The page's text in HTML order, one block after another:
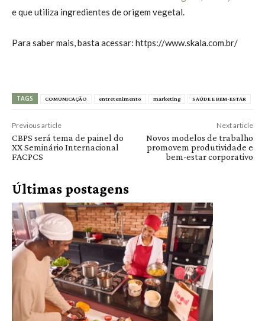
e que utiliza ingredientes de origem vegetal.
Para saber mais, basta acessar: https://www.skala.com.br/
TAGS COMUNICAÇÃO entretenimento marketing SAÚDE E BEM-ESTAR
Previous article
CBPS será tema de painel do
XX Seminário Internacional
FACPCS
Next article
Novos modelos de trabalho
promovem produtividade e
bem-estar corporativo
Últimas postagens